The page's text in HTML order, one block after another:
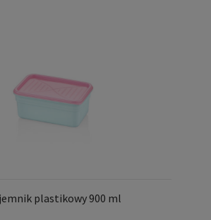
plastikowy 900 ml